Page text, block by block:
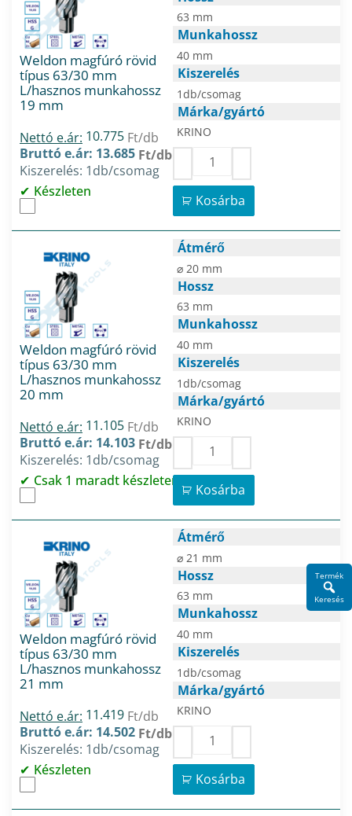
Weldon magfúró rövid
típus 63/30 mm
L/hasznos munkahossz
19 mm
Nettó e.ár: 10.775 Ft/db
Bruttó e.ár: 13.685 Ft/db
Kiszerelés: 1db/csomag
Készleten
63 mm
Munkahossz
40 mm
Kiszerelés
1db/csomag
Márka/gyártó
KRINO
Kosárba
Weldon magfúró rövid
típus 63/30 mm
L/hasznos munkahossz
20 mm
Nettó e.ár: 11.105 Ft/db
Bruttó e.ár: 14.103 Ft/db
Kiszerelés: 1db/csomag
Csak 1 maradt készleten
Átmérő
⌀ 20 mm
Hossz
63 mm
Munkahossz
40 mm
Kiszerelés
1db/csomag
Márka/gyártó
KRINO
Kosárba
Weldon magfúró rövid
típus 63/30 mm
L/hasznos munkahossz
21 mm
Nettó e.ár: 11.419 Ft/db
Bruttó e.ár: 14.502 Ft/db
Kiszerelés: 1db/csomag
Készleten
Átmérő
⌀ 21 mm
Hossz
63 mm
Munkahossz
40 mm
Kiszerelés
1db/csomag
Márka/gyártó
KRINO
Kosárba
Termék
Keresés